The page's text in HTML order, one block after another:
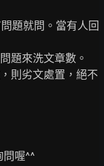
題就問。當有人回
問喔^^